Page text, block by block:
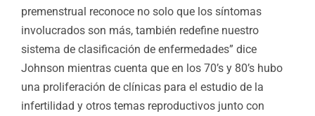
premenstrual reconoce no solo que los síntomas
involucrados son más, también redefine nuestro
sistema de clasificación de enfermedades” dice
Johnson mientras cuenta que en los 70’s y 80’s hubo
una proliferación de clínicas para el estudio de la
infertilidad y otros temas reproductivos junto con